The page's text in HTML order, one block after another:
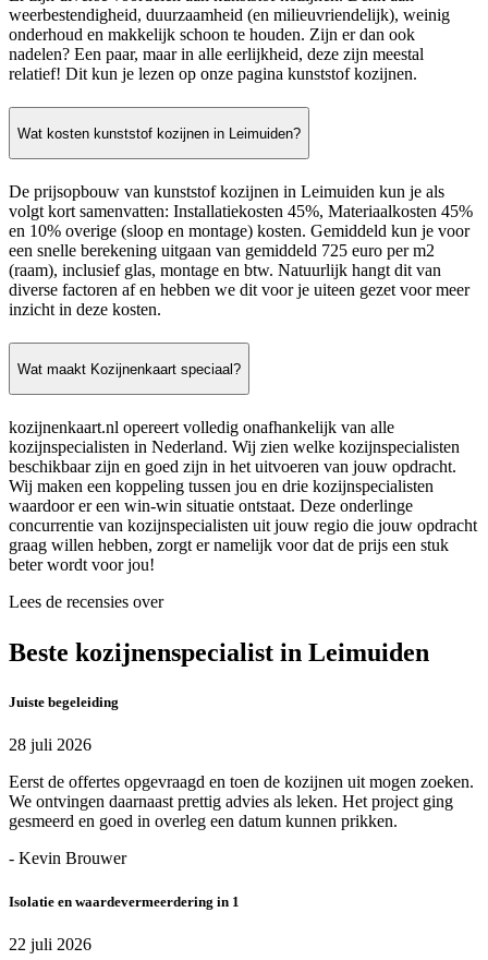
weerbestendigheid, duurzaamheid (en milieuvriendelijk), weinig
onderhoud en makkelijk schoon te houden. Zijn er dan ook
nadelen? Een paar, maar in alle eerlijkheid, deze zijn meestal
relatief! Dit kun je lezen op onze pagina kunststof kozijnen.
Wat kosten kunststof kozijnen in Leimuiden?
De prijsopbouw van kunststof kozijnen in Leimuiden kun je als
volgt kort samenvatten: Installatiekosten 45%, Materiaalkosten 45%
en 10% overige (sloop en montage) kosten. Gemiddeld kun je voor
een snelle berekening uitgaan van gemiddeld 725 euro per m2
(raam), inclusief glas, montage en btw. Natuurlijk hangt dit van
diverse factoren af en hebben we dit voor je uiteen gezet voor meer
inzicht in deze kosten.
Wat maakt Kozijnenkaart speciaal?
kozijnenkaart.nl opereert volledig onafhankelijk van alle
kozijnspecialisten in Nederland. Wij zien welke kozijnspecialisten
beschikbaar zijn en goed zijn in het uitvoeren van jouw opdracht.
Wij maken een koppeling tussen jou en drie kozijnspecialisten
waardoor er een win-win situatie ontstaat. Deze onderlinge
concurrentie van kozijnspecialisten uit jouw regio die jouw opdracht
graag willen hebben, zorgt er namelijk voor dat de prijs een stuk
beter wordt voor jou!
Lees de recensies over
Beste kozijnenspecialist in Leimuiden
Juiste begeleiding
28 juli 2026
Eerst de offertes opgevraagd en toen de kozijnen uit mogen zoeken.
We ontvingen daarnaast prettig advies als leken. Het project ging
gesmeerd en goed in overleg een datum kunnen prikken.
- Kevin Brouwer
Isolatie en waardevermeerdering in 1
22 juli 2026